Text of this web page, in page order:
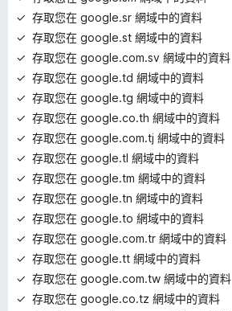
存取您在 google.sr 網域中的資料
存取您在 google.st 網域中的資料
存取您在 google.com.sv 網域中的資料
存取您在 google.td 網域中的資料
存取您在 google.tg 網域中的資料
存取您在 google.co.th 網域中的資料
存取您在 google.com.tj 網域中的資料
存取您在 google.tl 網域中的資料
存取您在 google.tm 網域中的資料
存取您在 google.tn 網域中的資料
存取您在 google.to 網域中的資料
存取您在 google.com.tr 網域中的資料
存取您在 google.tt 網域中的資料
存取您在 google.com.tw 網域中的資料
存取您在 google.co.tz 網域中的資料